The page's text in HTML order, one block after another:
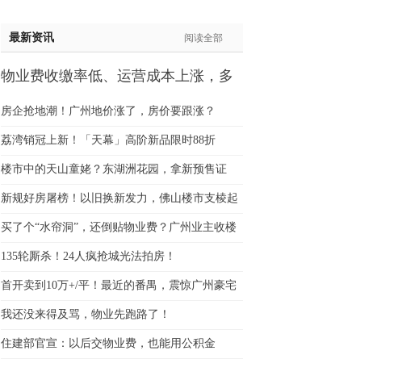
黄先生:138****7263
于女士:182****8478
黄先生:136****3612
邓先生:138****8083
蒋女士:186****7681
杨先生:134****5158
章先生:159****7226
林女士:136****3668
郑先生:136****9618
吴先生:139****9780
韩女士:158****2390
最新资讯 阅读全部
物业费收缴率低、运营成本上涨，多
房企抢地潮！广州地价涨了，房价要跟涨？
荔湾销冠上新！「天幕」高阶新品限时88折
楼市中的天山童姥？东湖洲花园，拿新预售证
了！
新规好房屠榜！以旧换新发力，佛山楼市支棱起
来了
买了个“水帘洞”，还倒贴物业费？广州业主收楼
好心
135轮厮杀！24人疯抢城光法拍房！
首开卖到10万+/平！最近的番禺，震惊广州豪宅
圈
我还没来得及骂，物业先跑路了！
住建部官宣：以后交物业费，也能用公积金